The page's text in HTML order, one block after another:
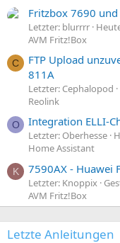
Fritzbox 7690
Letzter: blurrrr
AVM Fritz!Box
C
FTP Upload
811A
Letzter: Cephalopod
Reolink
O Integration ELLI-
Letzter: Oberhesse
Home Assistant
K 7590AX - Huawei
Letzter: Knoppix
AVM Fritz!Box
Letzte Anleitungen